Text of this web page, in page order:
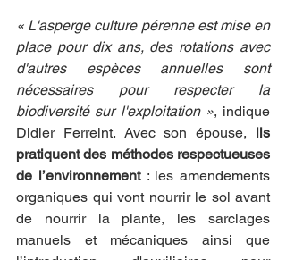
« L'asperge culture pérenne est mise en
place pour dix ans, des rotations avec
d'autres espèces annuelles sont
nécessaires pour respecter la
biodiversité sur l'exploitation », indique
Didier Ferreint. Avec son épouse, ils
pratiquent des méthodes respectueuses
de l’environnement : les amendements
organiques qui vont nourrir le sol avant
de nourrir la plante, les sarclages
manuels et mécaniques ainsi que